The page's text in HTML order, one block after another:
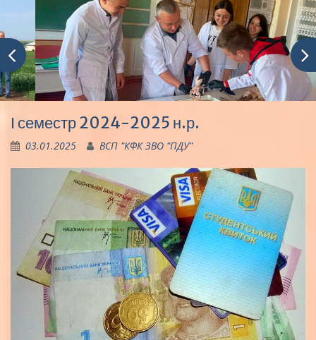
І семестр 2024-2025 н.р.
03.01.2025 ВСП "КФК ЗВО "ПДУ"